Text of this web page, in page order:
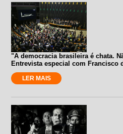
"A democracia brasileira é chata.
Entrevista especial com Francisco
LER MAIS